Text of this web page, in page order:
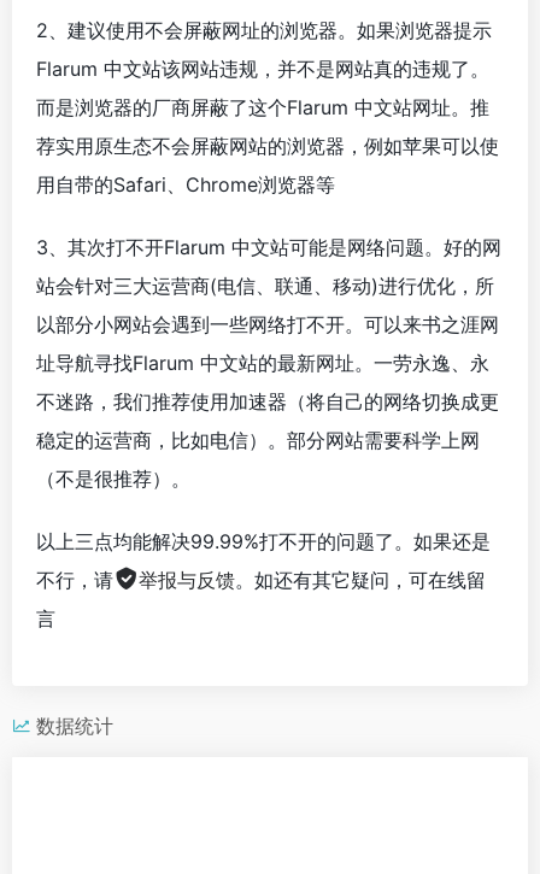
2、建议使用不会屏蔽网址的浏览器。如果浏览器提示
Flarum 中文站该网站违规，并不是网站真的违规了。
而是浏览器的厂商屏蔽了这个Flarum 中文站网址。推
荐实用原生态不会屏蔽网站的浏览器，例如苹果可以使
用自带的Safari、Chrome浏览器等
3、其次打不开Flarum 中文站可能是网络问题。好的网
站会针对三大运营商(电信、联通、移动)进行优化，所
以部分小网站会遇到一些网络打不开。可以来书之涯网
址导航寻找Flarum 中文站的最新网址。一劳永逸、永
不迷路，我们推荐使用加速器（将自己的网络切换成更
稳定的运营商，比如电信）。部分网站需要科学上网
（不是很推荐）。
以上三点均能解决99.99%打不开的问题了。如果还是
不行，请
举报与反馈。如还有其它疑问，可在线留
言
数据统计